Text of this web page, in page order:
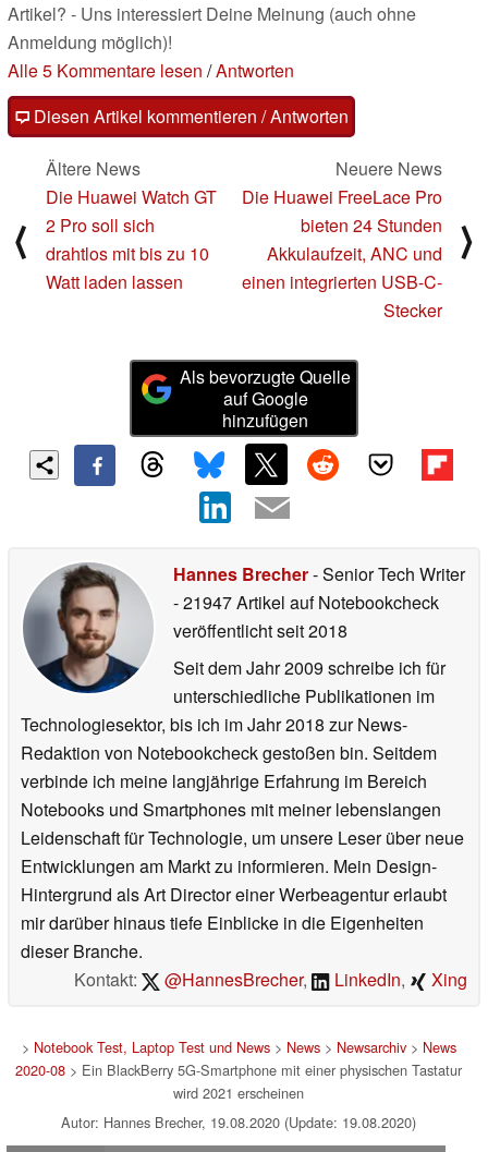
Artikel? - Uns interessiert Deine Meinung (auch ohne
Anmeldung möglich)!
Alle 5 Kommentare lesen /Antworten
Diesen Artikel kommentieren / Antworten
⟨
Ältere News
Die Huawei Watch GT
2 Pro soll sich
drahtlos mit bis zu 10
Watt laden lassen
Neuere News
Die Huawei FreeLace Pro
bieten 24 Stunden
Akkulaufzeit, ANC und
einen integrierten USB-C-
Stecker
⟩
Als bevorzugte Quelle
auf Google
hinzufügen
Hannes Brecher- Senior Tech Writer
- 21947 Artikel auf Notebookcheck
veröffentlichtseit 2018
Seit dem Jahr 2009 schreibe ich für
unterschiedliche Publikationen im
Technologiesektor, bis ich im Jahr 2018 zur News-
Redaktion von Notebookcheck gestoßen bin. Seitdem
verbinde ich meine langjährige Erfahrung im Bereich
Notebooks und Smartphones mit meiner lebenslangen
Leidenschaft für Technologie, um unsere Leser über neue
Entwicklungen am Markt zu informieren. Mein Design-
Hintergrund als Art Director einer Werbeagentur erlaubt
mir darüber hinaus tiefe Einblicke in die Eigenheiten
dieser Branche.
Kontakt:
@HannesBrecher, LinkedIn, Xing
> Notebook Test, Laptop Test und News> News> Newsarchiv> News
2020-08 > Ein BlackBerry 5G-Smartphone mit einer physischen Tastatur
wird 2021 erscheinen
Autor: Hannes Brecher, 19.08.2020 (Update: 19.08.2020)